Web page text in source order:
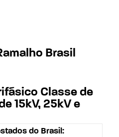
Brasil
Classe de
15kV, 25kV e
do Brasil: